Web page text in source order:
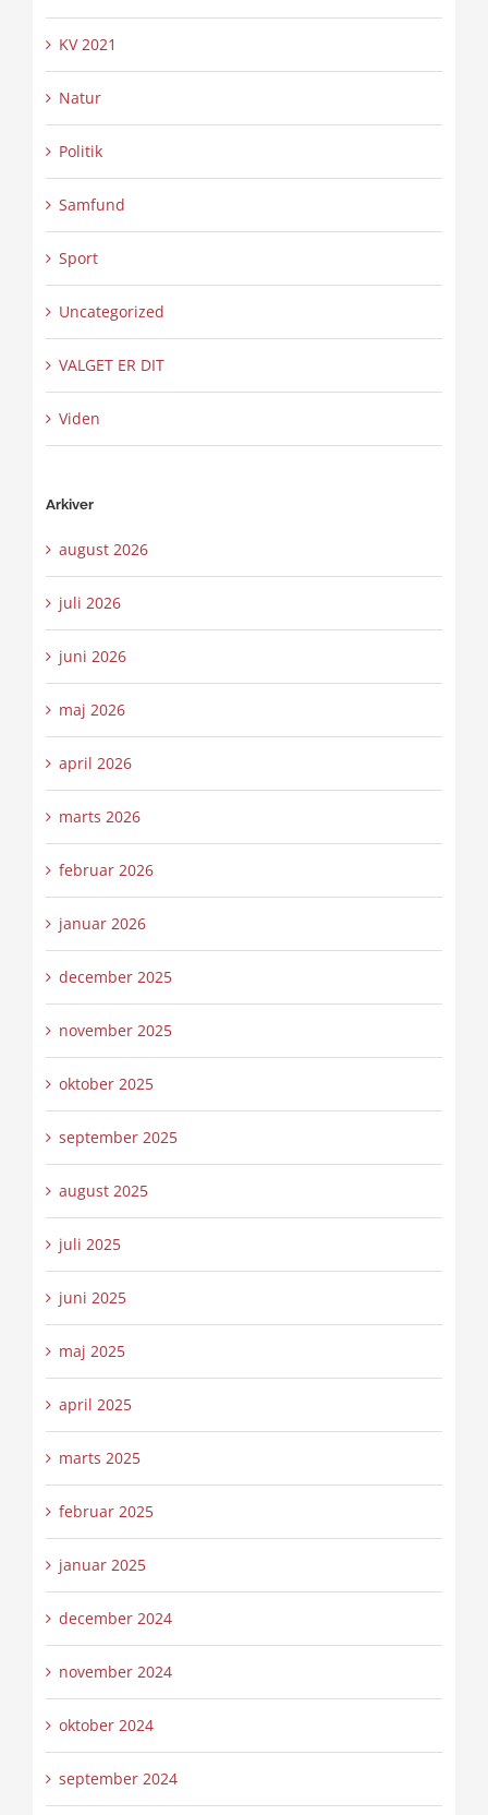
KV 2021
Natur
Politik
Samfund
Sport
Uncategorized
VALGET ER DIT
Viden
Arkiver
august 2026
juli 2026
juni 2026
maj 2026
april 2026
marts 2026
februar 2026
januar 2026
december 2025
november 2025
oktober 2025
september 2025
august 2025
juli 2025
juni 2025
maj 2025
april 2025
marts 2025
februar 2025
januar 2025
december 2024
november 2024
oktober 2024
september 2024